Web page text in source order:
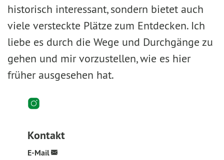
historisch interessant, sondern bietet auch
viele versteckte Plätze zum Entdecken. Ich
liebe es durch die Wege und Durchgänge zu
gehen und mir vorzustellen, wie es hier
früher ausgesehen hat.
Kontakt
E-Mail